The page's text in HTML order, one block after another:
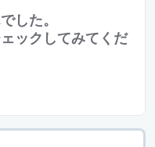
した。
ックしてみてくだ